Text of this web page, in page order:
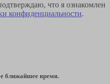
что я ознакомлен
конфиденциальности.
ближайшее время.